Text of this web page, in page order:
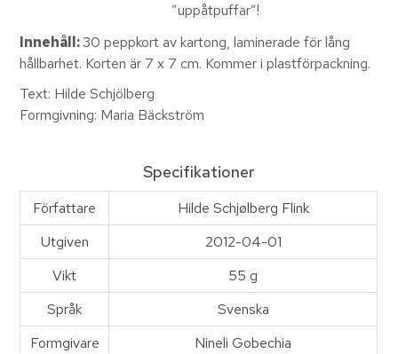
”uppåtpuffar”!
Innehåll:30 peppkort av kartong, laminerade för lång
hållbarhet. Korten är 7 x 7 cm. Kommer i plastförpackning.
Text: Hilde Schjölberg
Formgivning: Maria Bäckström
Specifikationer
Författare
Hilde Schjølberg Flink
Utgiven
2012-04-01
Vikt
55 g
Språk
Svenska
Formgivare
Nineli Gobechia